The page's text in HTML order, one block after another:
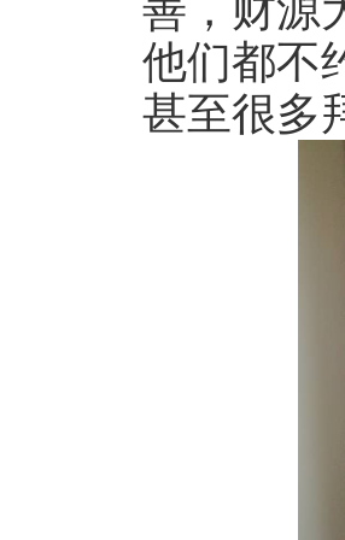
善，财源
他们都不
甚至很多